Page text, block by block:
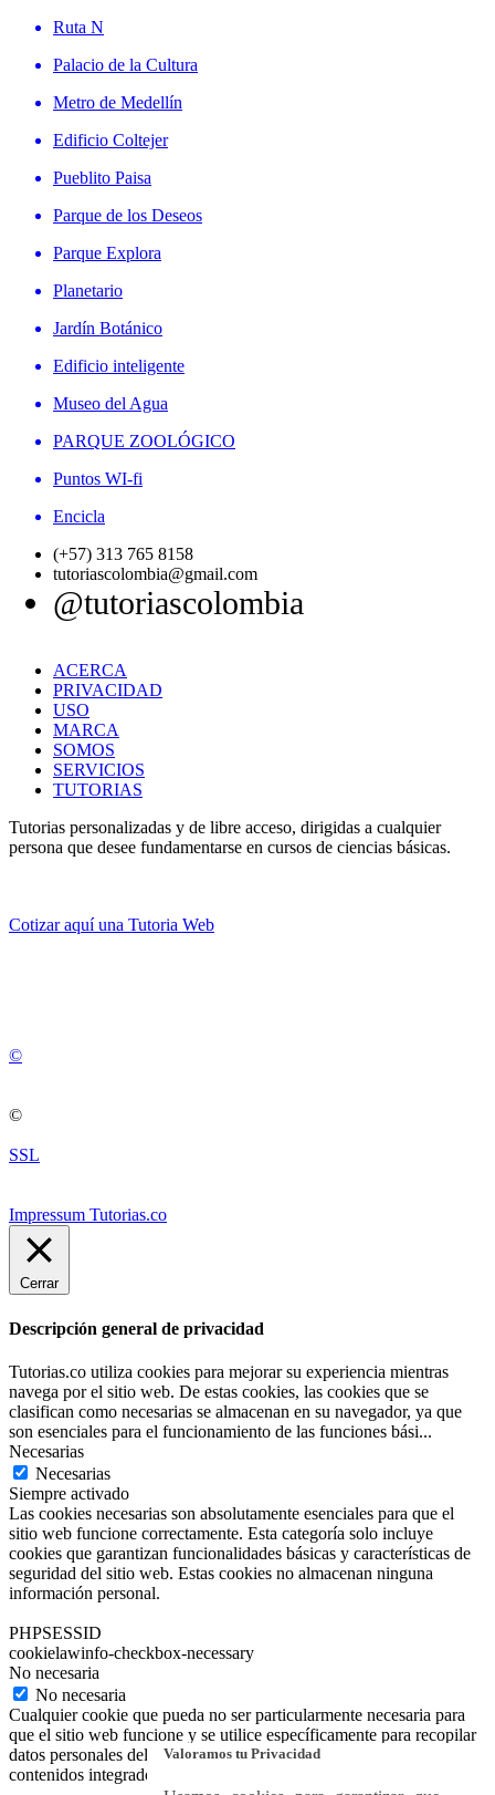
Ruta N
Palacio de la Cultura
Metro de Medellín
Edificio Coltejer
Pueblito Paisa
Parque de los Deseos
Parque Explora
Planetario
Jardín Botánico
Edificio inteligente
Museo del Agua
PARQUE ZOOLÓGICO
Puntos WI-fi
Encicla
(+57) 313 765 8158
tutoriascolombia@gmail.com
@tutoriascolombia
ACERCA
PRIVACIDAD
USO
MARCA
SOMOS
SERVICIOS
TUTORIAS
Tutorias personalizadas y de libre acceso, dirigidas a cualquier
persona que desee fundamentarse en cursos de ciencias básicas.
Cotizar aquí una Tutoria Web
©
©
SSL
Impressum Tutorias.co
Valoramos tu Privacidad
Cerrar
Descripción general de privacidad
Tutorias.co utiliza cookies para mejorar su experiencia mientras
navega por el sitio web. De estas cookies, las cookies que se
clasifican como necesarias se almacenan en su navegador, ya que
son esenciales para el funcionamiento de las funciones bási...
Necesarias
Necesarias
Siempre activado
Las cookies necesarias son absolutamente esenciales para que el
sitio web funcione correctamente. Esta categoría solo incluye
cookies que garantizan funcionalidades básicas y características de
seguridad del sitio web. Estas cookies no almacenan ninguna
información personal.
PHPSESSID
cookielawinfo-checkbox-necessary
No necesaria
No necesaria
Cualquier cookie que pueda no ser particularmente necesaria para
que el sitio web funcione y se utilice específicamente para recopilar
datos personales del usuario a través de análisis, anuncios y otros
contenidos integrados se denomina cookie no necesaria.